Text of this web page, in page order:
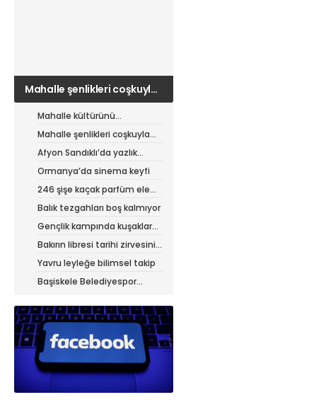
Mahalle şenlikleri coşkuyla
sürüyor
Mahalle kültürünü
canlandıran şenlik
Mahalle şenlikleri coşkuyla
sürüyor
Afyon Sandıklı’da yazlık
patates hasadı
Ormanya’da sinema keyfi
246 şişe kaçak parfüm ele
geçirildi
Balık tezgahları boş kalmıyor
Gençlik kampında kuşaklar
buluştu
Bakırın libresi tarihi zirvesini
test ediyor
Yavru leyleğe bilimsel takip
Başiskele Belediyespor